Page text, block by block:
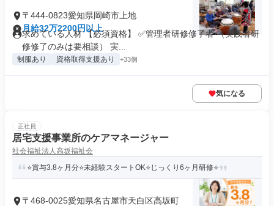
〒444-0823愛知県岡崎市上地
月給32万2200円以上
求めている人材 【必須資格】 ✅管理者研修修了者 （実践者研
修修了のみは要相談） 実...
制服あり 資格取得支援あり +33個
気になる
正社員
居宅支援事業所のケアマネージャー
社会福祉法人高坂福祉会
⭐賞与3.8ヶ月分⭐未経験スタートOK⭐じっくり6ヶ月研修⭐
〒468-0025愛知県名古屋市天白区高坂町